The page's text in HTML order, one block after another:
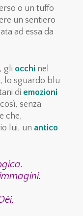
o un tuffo
un sentiero
ad essa da
gli occhi nel
lo sguardo blu
di emozioni
senza
che,
lui, un antico